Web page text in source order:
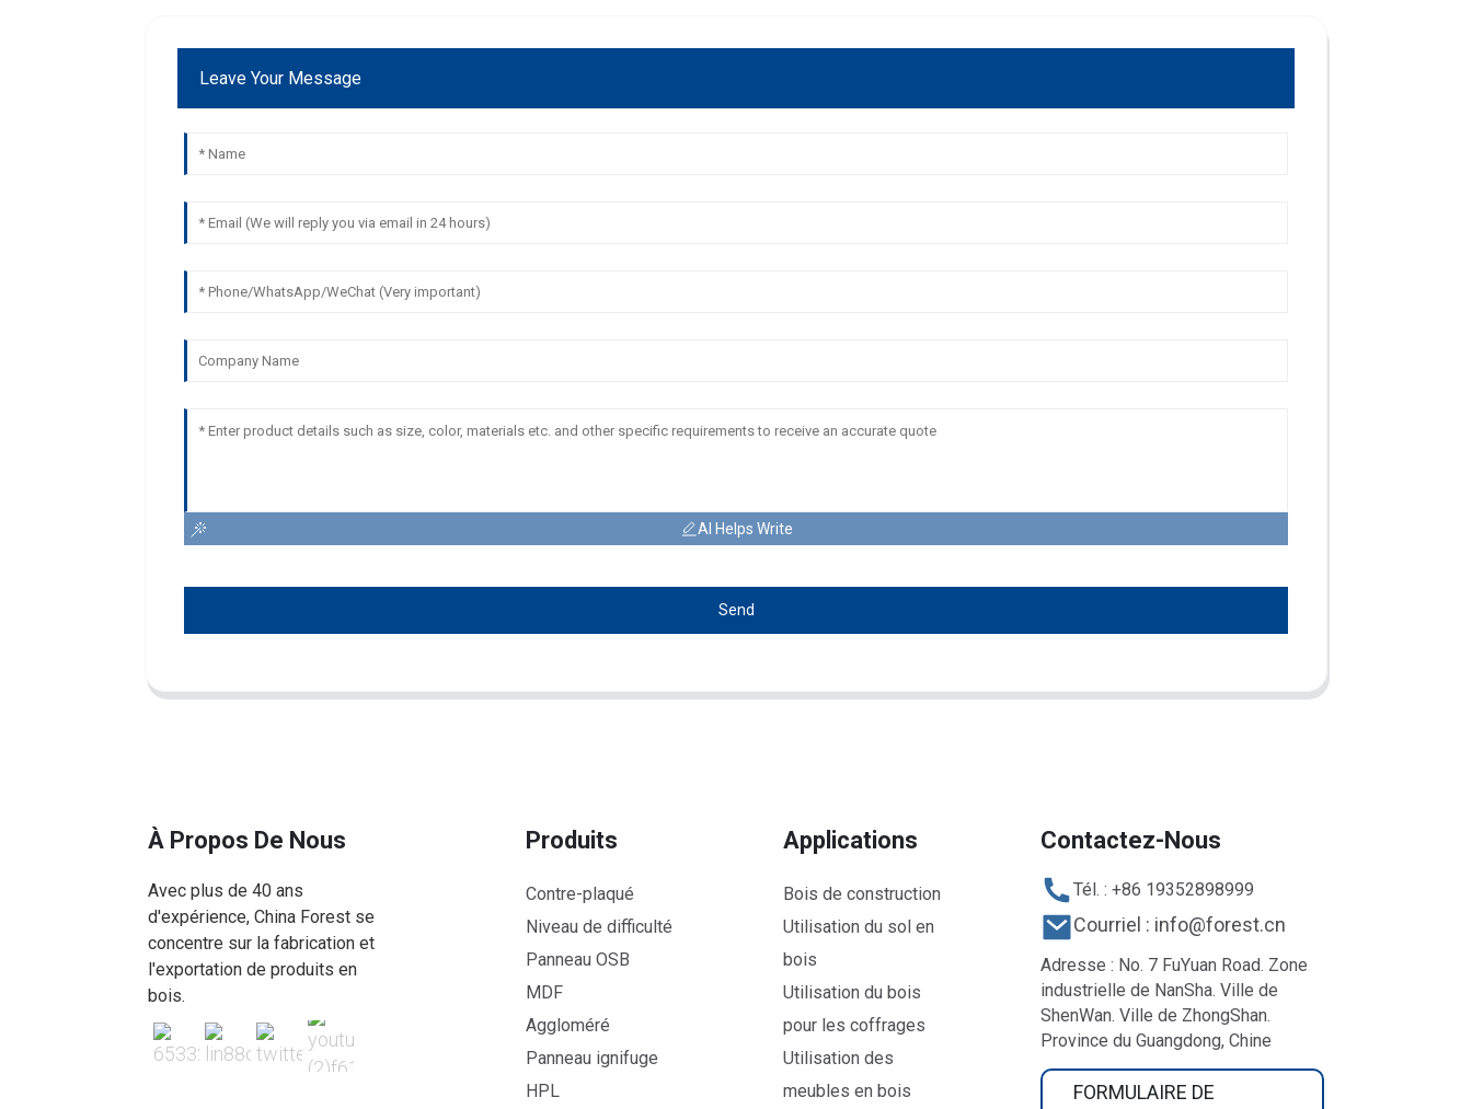
Leave Your Message
AI Helps Write
Send
À Propos De Nous
Avec plus de 40 ans
d'expérience, China Forest se
concentre sur la fabrication et
l'exportation de produits en
bois.
Produits
Contre-plaqué
Niveau de difficulté
Panneau OSB
MDF
Aggloméré
Panneau ignifuge
HPL
Applications
Bois de construction
Utilisation du sol en
bois
Utilisation du bois
pour les coffrages
Utilisation des
meubles en bois
Contactez-Nous
Tél. : +86 19352898999
Courriel : info@forest.cn
Adresse : No. 7 FuYuan Road. Zone
industrielle de NanSha. Ville de
ShenWan. Ville de ZhongShan.
Province du Guangdong, Chine
FORMULAIRE DE